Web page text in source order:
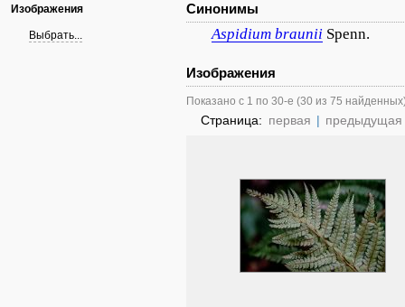
Изображения
Выбрать...
Синонимы
Aspidium braunii Spenn.
Изображения
Показано с 1 по 30-е (30 из 75
Страница: первая | предыдущая